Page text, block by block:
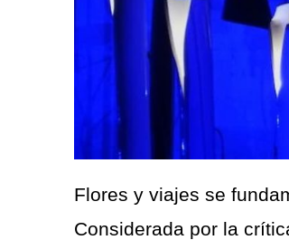
Flores y viajes se
Considerada por la